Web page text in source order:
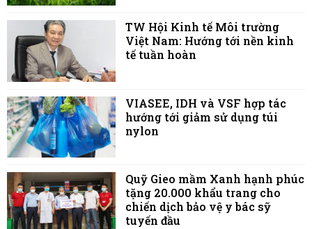
TW Hội Kinh tế Môi trường
Việt Nam: Hướng tới nền kinh
tế tuần hoàn
VIASEE, IDH và VSF hợp tác
hướng tới giảm sử dụng túi
nylon
Quỹ Gieo mầm Xanh hạnh phúc
tặng 20.000 khẩu trang cho
chiến dịch bảo vệ y bác sỹ
tuyến đầu